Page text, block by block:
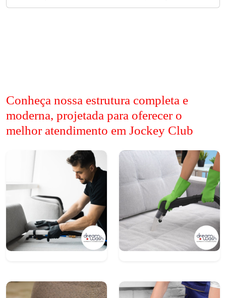
Conheça nossa estrutura completa e
moderna, projetada para oferecer o
melhor atendimento em Jockey Club